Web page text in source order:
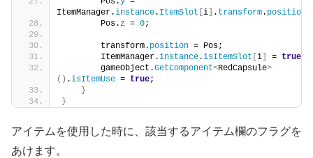
ItemManager.instance. ItemSlot i . transform. position
        Pos.
z = 0;
        transform.
position = Pos;
        ItemManager.
instance.isItemSlot i = true
        gameObject.
GetComponent<RedCapsule>
() .isItemUse = true;
}
}
アイテムを使用した時に、該当するアイテム欄のフラグを
あけます。